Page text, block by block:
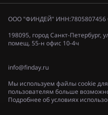
ООО "ФИНДЕЙ" ИНН:7805807456
198095, город Санкт-Петербург,
помещ. 55-н офис 10-4ч
info@finday.ru
Мы используем файлы cookie для
пользователям больше
Подробнее об условиях